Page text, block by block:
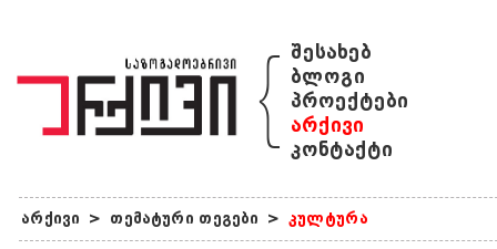
{ შესახებ
ბლოგი
პროექტები
არქივი
კონტაქტი
არქივი > თემატური თეგები > კულტურა